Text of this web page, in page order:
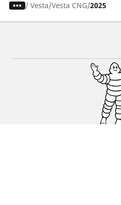
/ Vesta Vesta CNG 2025